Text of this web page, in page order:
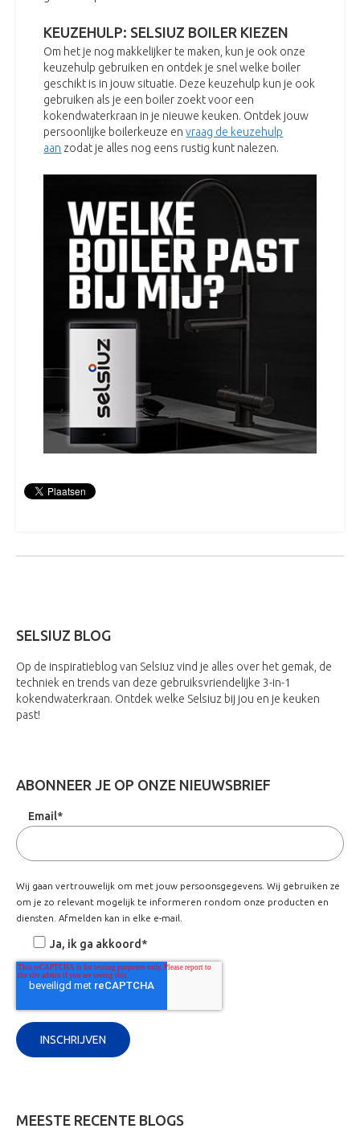
KEUZEHULP: SELSIUZ BOILER KIEZEN
Om het je nog makkelijker te maken, kun je ook onze
keuzehulp gebruiken en ontdek je snel welke boiler
geschikt is in jouw situatie. Deze keuzehulp kun je ook
gebruiken als je een boiler zoekt voor een
kokendwaterkraan in je nieuwe keuken. Ontdek jouw
persoonlijke boilerkeuze envraag de keuzehulp
aan zodat je alles nog eens rustig kunt nalezen.
SELSIUZ BLOG
Op de inspiratieblog van Selsiuz vind je alles over het gemak, de
techniek en trends van deze gebruiksvriendelijke 3-in-1
kokendwaterkraan. Ontdek welke Selsiuz bij jou en je keuken
past!
ABONNEER JE OP ONZE NIEUWSBRIEF
Email*
Wij gaan vertrouwelijk om met jouw persoonsgegevens. Wij gebruiken ze
om je zo relevant mogelijk te informeren rondom onze producten en
diensten. Afmelden kan in elke e-mail.
Ja, ik ga akkoord *
MEESTE RECENTE BLOGS